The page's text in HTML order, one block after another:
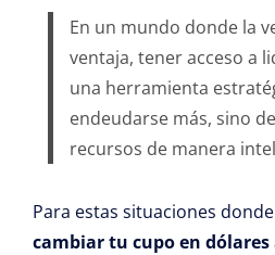
En un mundo donde la
ventaja, tener acceso a
una herramienta
endeudarse más, sino
recursos de manera
Para estas situaciones
cambiar tu cupo en dólares